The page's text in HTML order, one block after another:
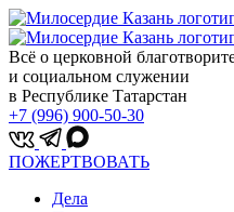
Всё о церковной
и социальном служении
в Республике Татарстан
+7 (996) 900-50-30
ПОЖЕРТВОВАТЬ
Дела